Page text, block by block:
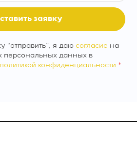
заявку
“отправить”, я даю согласие на
персональных данных в
политикой конфиденциальности *